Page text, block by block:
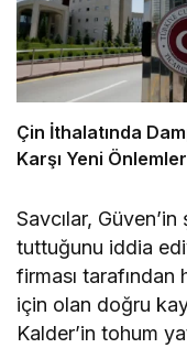
Çin İthalatında
Karşı Yeni
Savcılar,
tuttuğunu iddia
firması tarafından
için olan doğru
Kalder’in tohum